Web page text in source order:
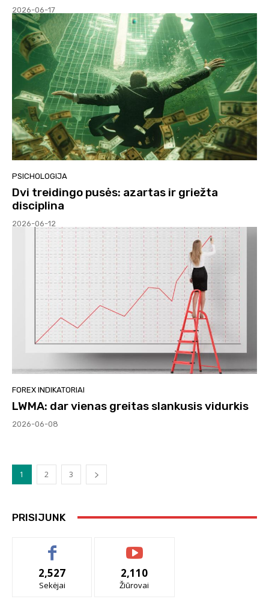
2026-06-17
PSICHOLOGIJA
Dvi treidingo pusės: azartas ir griežta
disciplina
2026-06-12
FOREX INDIKATORIAI
LWMA: dar vienas greitas slankusis vidurkis
2026-06-08
1 2 3
PRISIJUNK
2,527
Sekėjai
2,110
Žiūrovai